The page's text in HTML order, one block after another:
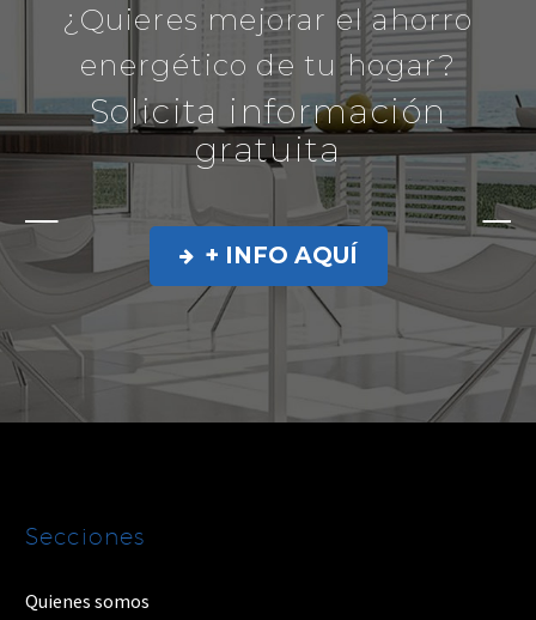
¿Quieres mejorar el ahorro
energético de tu hogar?
Solicita información
gratuita
 + INFO AQUÍ
Secciones
Quienes somos